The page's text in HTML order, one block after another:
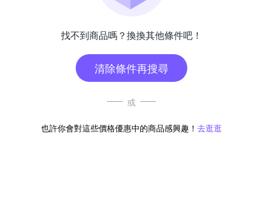
找不到商品嗎？換換其他條件吧！
清除條件再搜尋
或
也許你會對這些價格優惠中的商品感興趣！ 去逛逛